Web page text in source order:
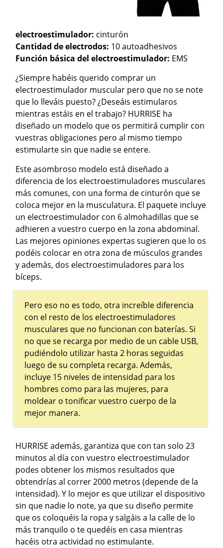
electroestimulador: cinturón
Cantidad de electrodos: 10 autoadhesivos
Función básica del electroestimulador: EMS
¿Siempre habéis querido comprar un
electroestimulador muscular pero que no se note
que lo lleváis puesto? ¿Deseáis estimularos
mientras estáis en el trabajo? HURRISE ha
diseñado un modelo que os permitirá cumplir con
vuestras obligaciones pero al mismo tiempo
estimularte sin que nadie se entere.
Este asombroso modelo está diseñado a
diferencia de los electroestimuladores musculares
más comunes, con una forma de cinturón que se
coloca mejor en la musculatura. El paquete incluye
un electroestimulador con 6 almohadillas que se
adhieren a vuestro cuerpo en la zona abdominal.
Las mejores opiniones expertas sugieren que lo os
podéis colocar en otra zona de músculos grandes
y además, dos electroestimuladores para los
bíceps.
Pero eso no es todo, otra increíble diferencia
con el resto de los electroestimuladores
musculares que no funcionan con baterías. Si
no que se recarga por medio de un cable USB,
pudiéndolo utilizar hasta 2 horas seguidas
luego de su completa recarga. Además,
incluye 15 niveles de intensidad para los
hombres como para las mujeres, para
moldear o tonificar vuestro cuerpo de la
mejor manera.
HURRISE además, garantiza que con tan solo 23
minutos al día con vuestro electroestimulador
podes obtener los mismos resultados que
obtendrías al correr 2000 metros (depende de la
intensidad). Y lo mejor es que utilizar el dispositivo
sin que nadie lo note, ya que su diseño permite
que os coloquéis la ropa y salgáis a la calle de lo
más tranquilo o te quedéis en casa mientras
hacéis otra actividad no estimulante.